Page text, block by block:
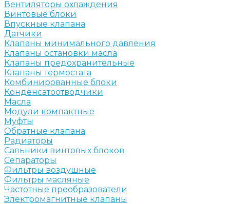
Вентиляторы охлаждения
Винтовые блоки
Впускные клапана
Датчики
Клапаны минимального давления
Клапаны остановки масла
Клапаны предохранительные
Клапаны термостата
Комбинированные блоки
Конденсатоотводчики
Масла
Модули компактные
Муфты
Обратные клапана
Радиаторы
Сальники винтовых блоков
Сепараторы
Фильтры воздушные
Фильтры масляные
Частотные преобразователи
Электромагнитные клапаны